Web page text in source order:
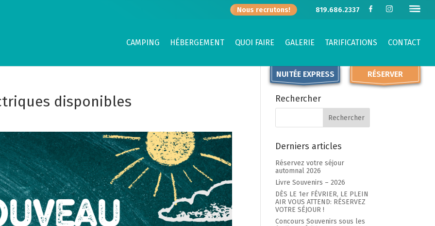
Nous recrutons! 819.686.2337
CAMPING HÉBERGEMENT QUOI FAIRE GALERIE TARIFICATIONS CONTACT
RÉSERVER
NUITÉE EXPRESS
disponibles Rechercher
Derniers articles
Réservez votre séjour
automnal 2026
Livre Souvenirs – 2026
DÈS LE 1er FÉVRIER, LE PLEIN
AIR VOUS ATTEND: RÉSERVEZ
VOTRE SÉJOUR !
Concours Souvenirs sous les